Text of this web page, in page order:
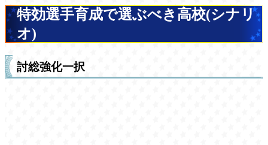
特効選手育成で選ぶべき高校(シナリ
オ)
討総強化一択